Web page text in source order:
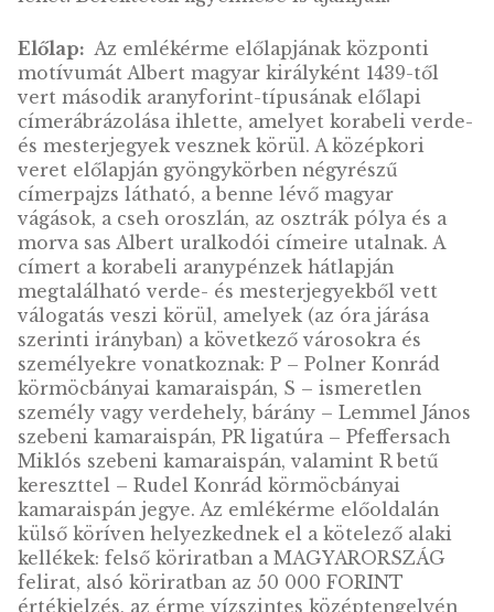
2013. évi I. Lajos
aranyforintja arany
emlékérme piedfort VF
2012. évi I. Károly
aranyforintja arany
emlékérme VF
180.000Ft
VÁSÁRLÁS
KOSÁRBA
TESZEM